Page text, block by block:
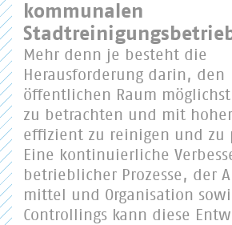
kommunalen
Mehr denn je besteht die
Herausforderung darin, den
öffentlichen Raum
zu betrachten und mit
effizient zu reinigen und zu
Eine kontinuierliche
betrieblicher Prozesse, der
mittel und Organisation
Controllings kann diese